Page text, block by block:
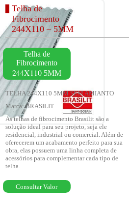
Telha de
Fibrocimento
244X110 – 5MM
Telha de
Fibrocimento
244X1105MM
TELHA 244X110 5MM SEM AMIANTO
Marca: BRASILIT
As telhas de fibrocimento Brasilit são a
solução ideal para seu projeto, seja ele
residencial, industrial ou comercial. Além de
oferecerem um acabamento perfeito para sua
obra, elas possuem uma linha completa de
acessórios para complementar cada tipo de
telha.
Consultar Valor